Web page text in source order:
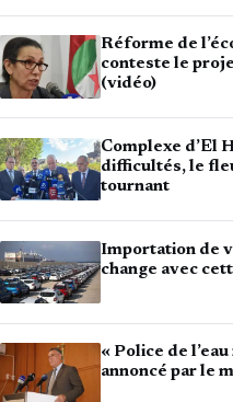
Réforme de
conteste le
(vidéo)
Complexe d’El
difficultés, le
tournant
Importation de
change avec
« Police de
annoncé par le